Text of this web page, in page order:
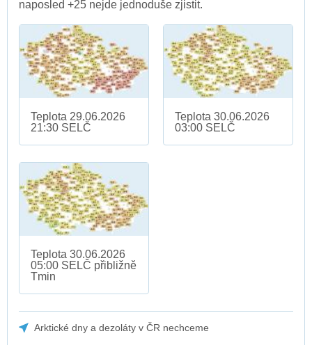
naposled +25 nejde jednoduše zjistit.
Teplota 29.06.2026
21:30 SELČ
Teplota 30.06.2026
03:00 SELČ
Teplota 30.06.2026
05:00 SELČ přibližně
Tmin
Arktické dny a dezoláty v ČR nechceme